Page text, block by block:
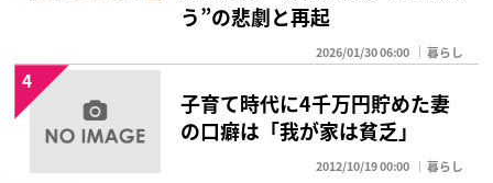
う”の悲劇と再起
2026/01/30 06:00 暮らし
子育て時代に4千万円貯めた妻
の口癖は「我が家は貧乏」
2012/10/19 00:00 暮らし
4